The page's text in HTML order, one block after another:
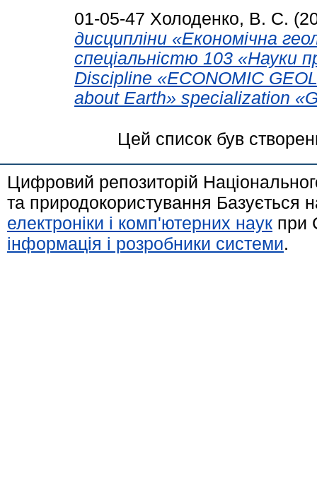
01-05-47 Холоденко, В. С.
дисципліни «Економічна
спеціальністю 103 «Науки
Discipline «ECONOMIC
about Earth» specialization
Цей список був
Цифровий репозиторій
та природокористування Базується
електроніки і комп'ютерних наук при
інформація і розробники системи.